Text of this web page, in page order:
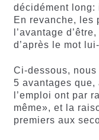
décidément long:
En revanche, les
l’avantage
d’après le mot
Ci-dessous,
5 avantages
l’emploi ont par
même», et la
premiers aux